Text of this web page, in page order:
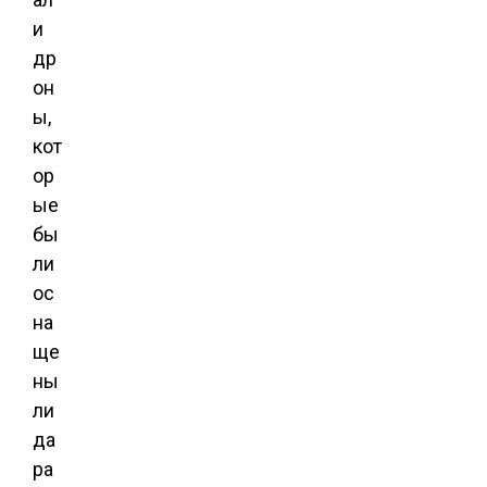
и
др
он
ы,
кот
ор
ые
бы
ли
ос
на
ще
ны
ли
да
ра